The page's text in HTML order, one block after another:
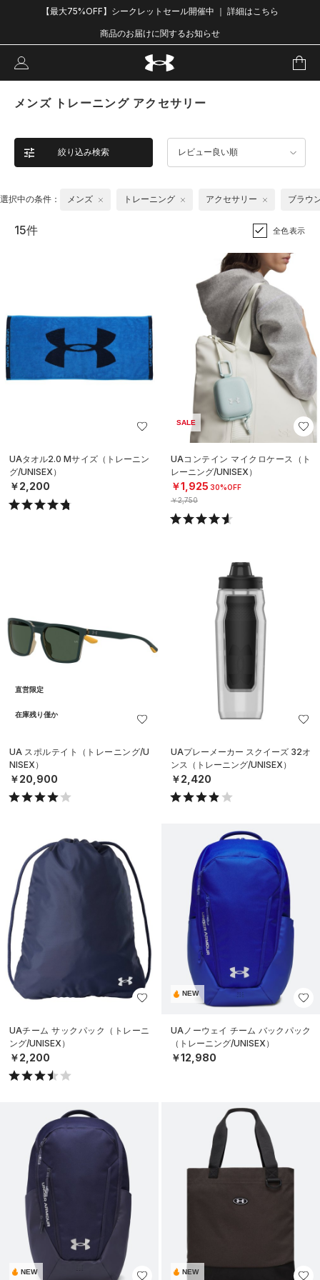
【最大75%OFF】シークレットセール開催中 ｜ 詳細はこちら
商品のお届けに関するお知らせ
メンズ トレーニング アクセサリー
絞り込み検索 レビュー良い順
選択中の条件： メンズ トレーニング アクセサリー ブラウ
15件 全色表示
UAタオル2.0 Mサイズ（トレーニン
グ/UNISEX）
￥2,200
SALE
UAコンテイン マイクロケース（ト
レーニング/UNISEX）
￥1,925 30%OFF
￥2,750
直営限定
在庫残り僅か
UA スポルテイト（トレーニング/U
NISEX）
￥20,900
UAプレーメーカー スクイーズ 32オ
ンス（トレーニング/UNISEX）
￥2,420
UAチーム サックパック（トレーニ
ング/UNISEX）
￥2,200
NEW
UAノーウェイ チーム バックパック
（トレーニング/UNISEX）
￥12,980
NEW NEW